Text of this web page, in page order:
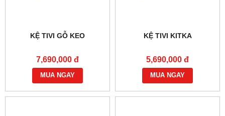
KỆ TIVI GỖ KEO
7,690,000 đ
MUA NGAY
KỆ TIVI KITKA​
5,690,000 đ
MUA NGAY